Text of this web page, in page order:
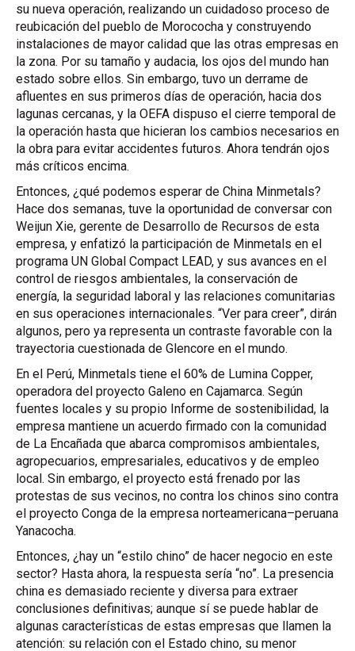
su nueva operación, realizando un cuidadoso proceso de
reubicación del pueblo de Morococha y construyendo
instalaciones de mayor calidad que las otras empresas en
la zona. Por su tamaño y audacia, los ojos del mundo han
estado sobre ellos. Sin embargo, tuvo un derrame de
afluentes en sus primeros días de operación, hacia dos
lagunas cercanas, y la OEFA dispuso el cierre temporal de
la operación hasta que hicieran los cambios necesarios en
la obra para evitar accidentes futuros. Ahora tendrán ojos
más críticos encima.
Entonces, ¿qué podemos esperar de China Minmetals?
Hace dos semanas, tuve la oportunidad de conversar con
Weijun Xie, gerente de Desarrollo de Recursos de esta
empresa, y enfatizó la participación de Minmetals en el
programa UN Global Compact LEAD, y sus avances en el
control de riesgos ambientales, la conservación de
energía, la seguridad laboral y las relaciones comunitarias
en sus operaciones internacionales. “Ver para creer”, dirán
algunos, pero ya representa un contraste favorable con la
trayectoria cuestionada de Glencore en el mundo.
En el Perú, Minmetals tiene el 60% de Lumina Copper,
operadora del proyecto Galeno en Cajamarca. Según
fuentes locales y su propio Informe de sostenibilidad, la
empresa mantiene un acuerdo firmado con la comunidad
de La Encañada que abarca compromisos ambientales,
agropecuarios, empresariales, educativos y de empleo
local. Sin embargo, el proyecto está frenado por las
protestas de sus vecinos, no contra los chinos sino contra
el proyecto Conga de la empresa norteamericana–peruana
Yanacocha.
Entonces, ¿hay un “estilo chino” de hacer negocio en este
sector? Hasta ahora, la respuesta sería “no”. La presencia
china es demasiado reciente y diversa para extraer
conclusiones definitivas; aunque sí se puede hablar de
algunas características de estas empresas que llamen la
atención: su relación con el Estado chino, su menor